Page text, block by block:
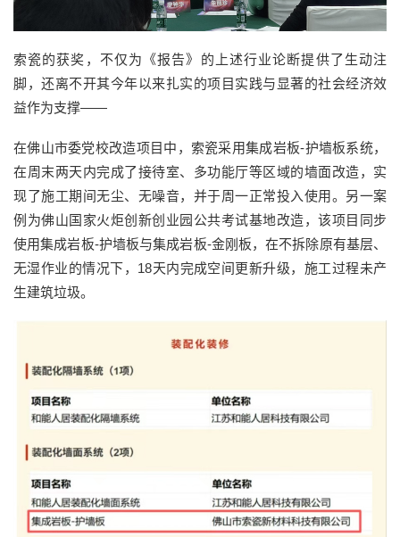
索瓷的获奖，不仅为《报告》的上述行业论断提供了生动注
脚，还离不开其今年以来扎实的项目实践与显著的社会经济效
益作为支撑——
在佛山市委党校改造项目中，索瓷采用集成岩板-护墙板系统，
在周末两天内完成了接待室、多功能厅等区域的墙面改造，实
现了施工期间无尘、无噪音，并于周一正常投入使用。另一案
例为佛山国家火炬创新创业园公共考试基地改造，该项目同步
使用集成岩板-护墙板与集成岩板-金刚板，在不拆除原有基层、
无湿作业的情况下，18天内完成空间更新升级，施工过程未产
生建筑垃圾。